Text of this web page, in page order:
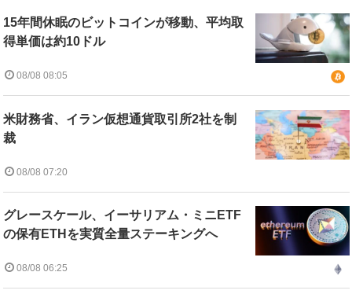
15年間休眠のビットコインが移動、平均取
得単価は約10ドル
08/08 08:05
米財務省、イラン仮想通貨取引所2社を制
裁
08/08 07:20
グレースケール、イーサリアム・ミニETF
の保有ETHを実質全量ステーキングへ
08/08 06:25